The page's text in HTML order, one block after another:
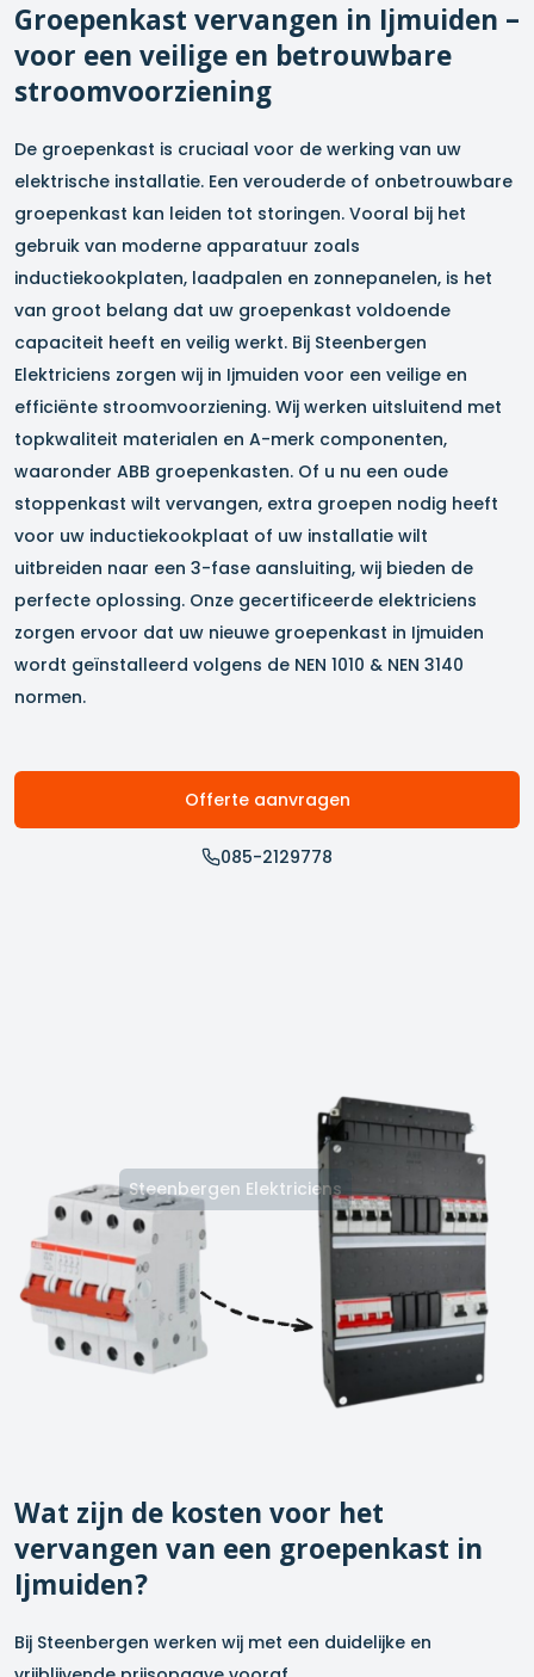
Groepenkast vervangen in Ijmuiden –
voor een veilige en betrouwbare
stroomvoorziening
De groepenkast is cruciaal voor de werking van uw
elektrische installatie. Een verouderde of onbetrouwbare
groepenkast kan leiden tot storingen. Vooral bij het
gebruik van moderne apparatuur zoals
inductiekookplaten, laadpalen en zonnepanelen, is het
van groot belang dat uw groepenkast voldoende
capaciteit heeft en veilig werkt. Bij Steenbergen
Elektriciens zorgen wij in Ijmuiden voor een veilige en
efficiënte stroomvoorziening. Wij werken uitsluitend met
topkwaliteit materialen en A-merk componenten,
waaronder ABB groepenkasten. Of u nu een oude
stoppenkast wilt vervangen, extra groepen nodig heeft
voor uw inductiekookplaat of uw installatie wilt
uitbreiden naar een 3-fase aansluiting, wij bieden de
perfecte oplossing. Onze gecertificeerde elektriciens
zorgen ervoor dat uw nieuwe groepenkast in Ijmuiden
wordt geïnstalleerd volgens de NEN 1010 & NEN 3140
normen.
Offerte aanvragen
085-2129778
Wat zijn de kosten voor het
vervangen van een groepenkast in
Ijmuiden?
Bij Steenbergen werken wij met een duidelijke en
Steenbergen Elektriciens